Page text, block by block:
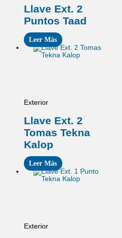
Llave Ext. 2
Puntos Taad
Leer Más
Exterior
Llave Ext. 2
Tomas Tekna
Kalop
Leer Más
Exterior